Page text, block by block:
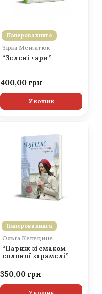
Паперова книга
Зірка Мензатюк
“Зелені чари”
400,00
У кошик
Паперова книга
Ольга Кепецине
“Париж зі смаком
солоної карамелі”
350,00
У кошик